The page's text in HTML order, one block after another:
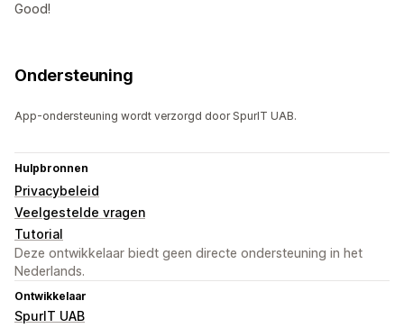
Good!
Ondersteuning
App-ondersteuning wordt verzorgd door SpurIT UAB.
Hulpbronnen
Privacybeleid
Veelgestelde vragen
Tutorial
Deze ontwikkelaar biedt geen directe ondersteuning in het
Nederlands.
Ontwikkelaar
SpurIT UAB